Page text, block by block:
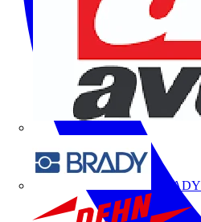
BRADY